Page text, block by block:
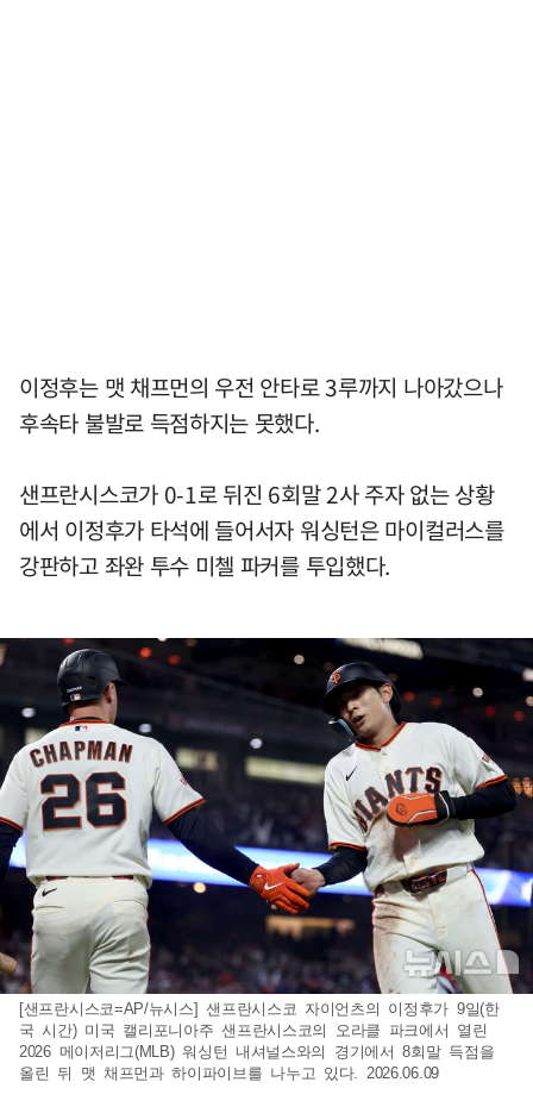
이정후는 맷 채프먼의 우전 안타로 3루까지 나아갔으나
후속타 불발로 득점하지는 못했다.
샌프란시스코가 0-1로 뒤진 6회말 2사 주자 없는 상황
에서 이정후가 타석에 들어서자 워싱턴은 마이컬러스를
강판하고 좌완 투수 미첼 파커를 투입했다.
[샌프란시스코=AP/뉴시스] 샌프란시스코 자이언츠의 이정후가 9일(한
국 시간) 미국 캘리포니아주 샌프란시스코의 오라클 파크에서 열린
2026 메이저리그(MLB) 워싱턴 내셔널스와의 경기에서 8회말 득점을
올린 뒤 맷 채프먼과 하이파이브를 나누고 있다. 2026.06.09